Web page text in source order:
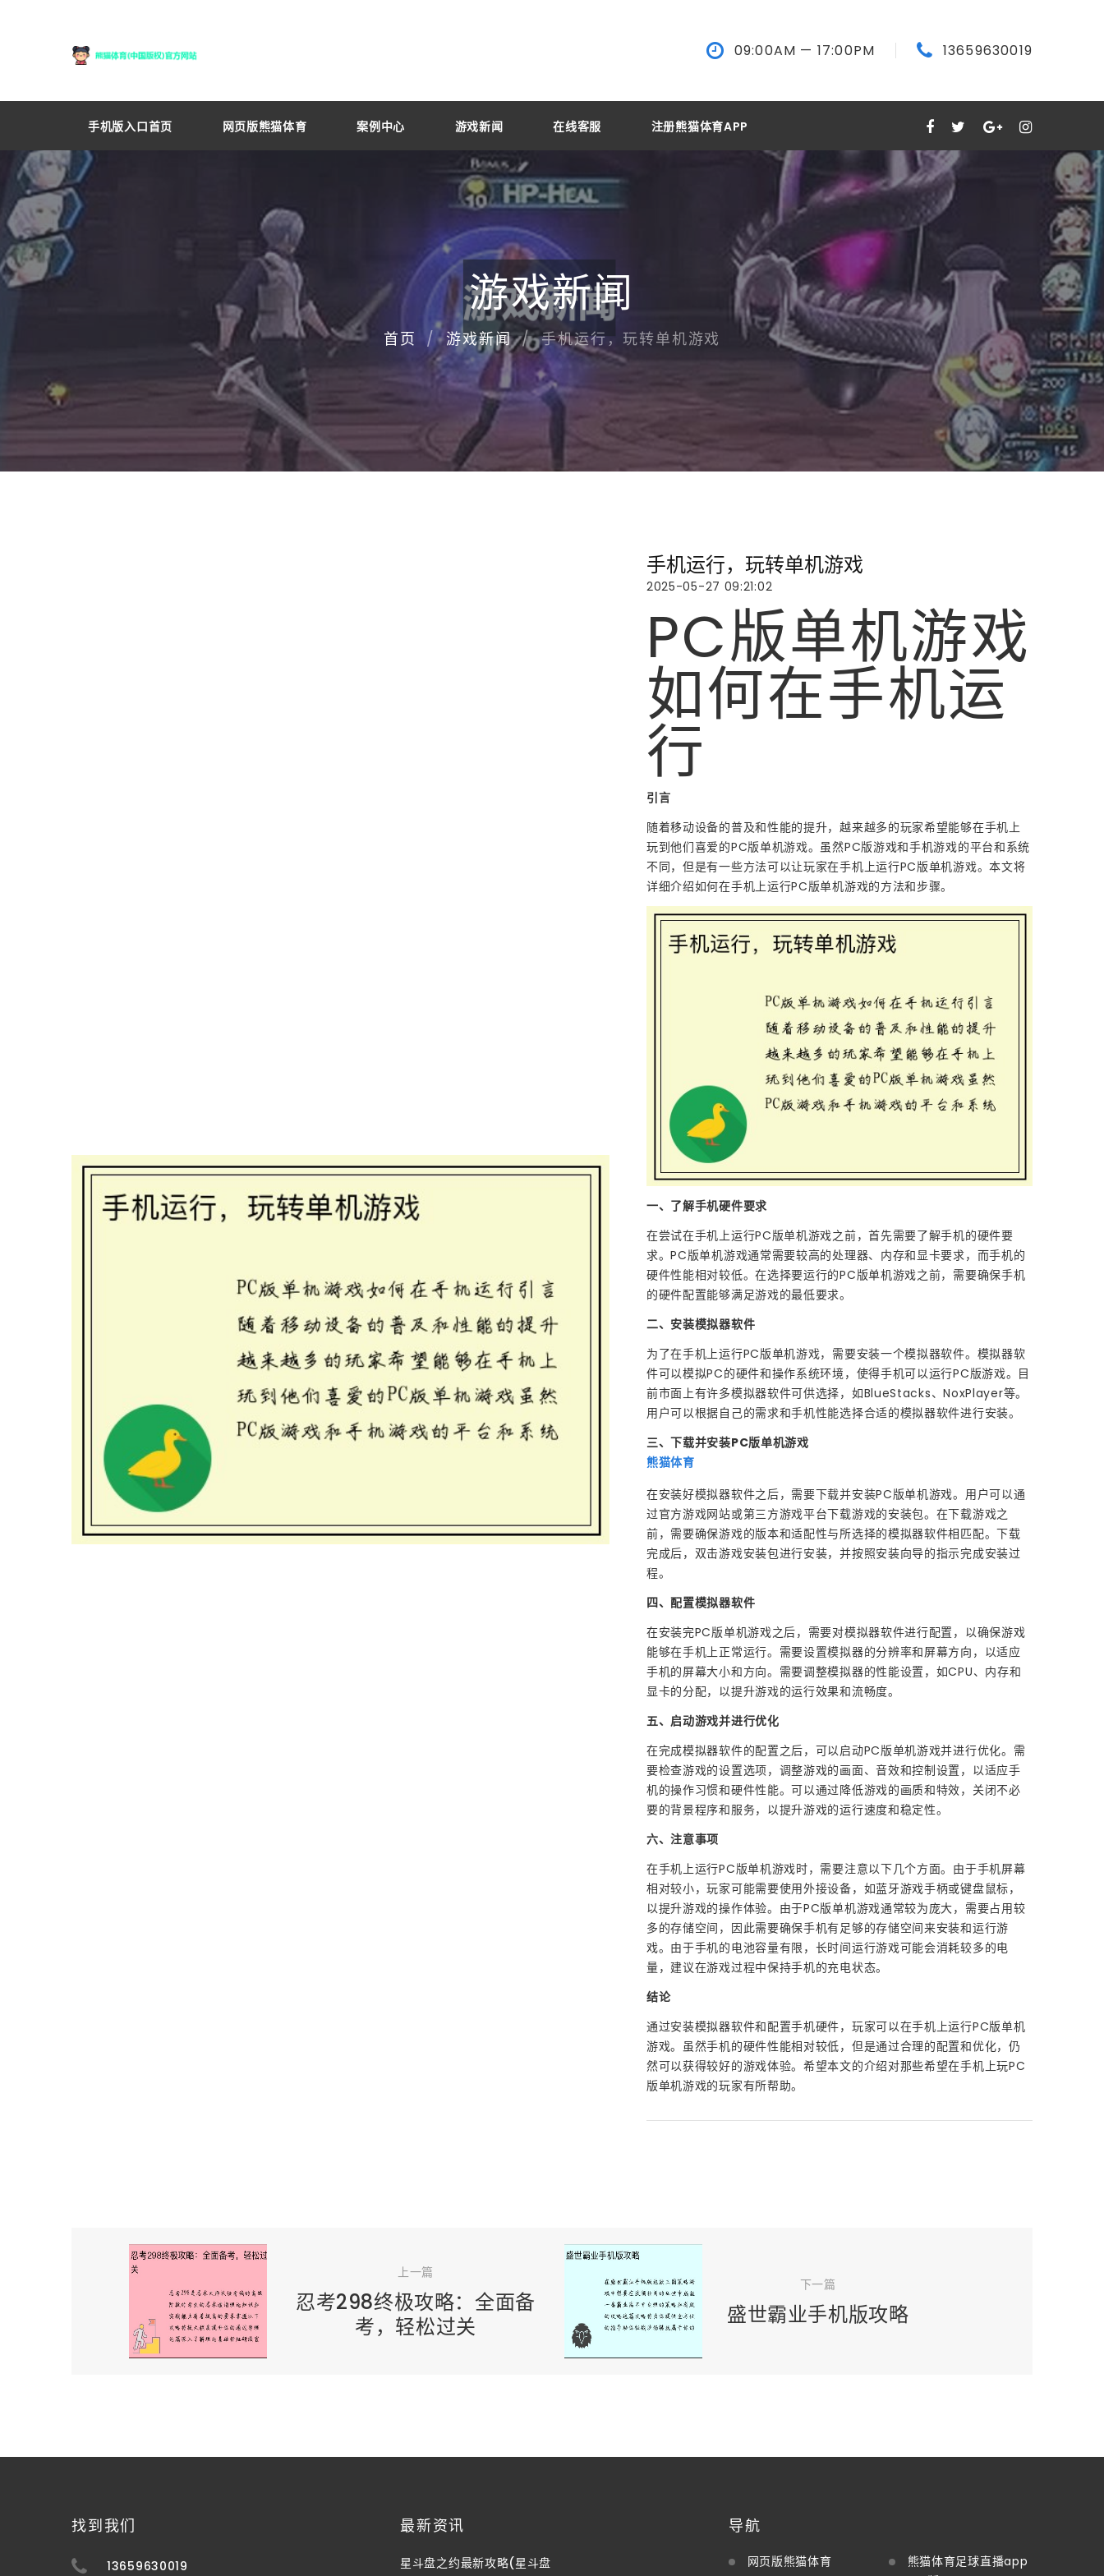
09:00AM — 17:00PM 13659630019
手机版入口首页 网页版熊猫体育 案例中心 游戏新闻 在线客服 注册熊猫体育APP
游戏新闻
首页 游戏新闻 手机运行，玩转单机游戏
手机运行，玩转单机游戏
2025-05-27 09:21:02
PC版单机游戏
如何在手机运
行
引言
随着移动设备的普及和性能的提升，越来越多的玩家希望能够在手机上
玩到他们喜爱的PC版单机游戏。虽然PC版游戏和手机游戏的平台和系统
不同，但是有一些方法可以让玩家在手机上运行PC版单机游戏。本文将
详细介绍如何在手机上运行PC版单机游戏的方法和步骤。
一、了解手机硬件要求
在尝试在手机上运行PC版单机游戏之前，首先需要了解手机的硬件要
求。PC版单机游戏通常需要较高的处理器、内存和显卡要求，而手机的
硬件性能相对较低。在选择要运行的PC版单机游戏之前，需要确保手机
的硬件配置能够满足游戏的最低要求。
二、安装模拟器软件
为了在手机上运行PC版单机游戏，需要安装一个模拟器软件。模拟器软
件可以模拟PC的硬件和操作系统环境，使得手机可以运行PC版游戏。目
前市面上有许多模拟器软件可供选择，如BlueStacks、NoxPlayer等。
用户可以根据自己的需求和手机性能选择合适的模拟器软件进行安装。
三、下载并安装PC版单机游戏
熊猫体育
在安装好模拟器软件之后，需要下载并安装PC版单机游戏。用户可以通
过官方游戏网站或第三方游戏平台下载游戏的安装包。在下载游戏之
前，需要确保游戏的版本和适配性与所选择的模拟器软件相匹配。下载
完成后，双击游戏安装包进行安装，并按照安装向导的指示完成安装过
程。
四、配置模拟器软件
在安装完PC版单机游戏之后，需要对模拟器软件进行配置，以确保游戏
能够在手机上正常运行。需要设置模拟器的分辨率和屏幕方向，以适应
手机的屏幕大小和方向。需要调整模拟器的性能设置，如CPU、内存和
显卡的分配，以提升游戏的运行效果和流畅度。
五、启动游戏并进行优化
在完成模拟器软件的配置之后，可以启动PC版单机游戏并进行优化。需
要检查游戏的设置选项，调整游戏的画面、音效和控制设置，以适应手
机的操作习惯和硬件性能。可以通过降低游戏的画质和特效，关闭不必
要的背景程序和服务，以提升游戏的运行速度和稳定性。
六、注意事项
在手机上运行PC版单机游戏时，需要注意以下几个方面。由于手机屏幕
相对较小，玩家可能需要使用外接设备，如蓝牙游戏手柄或键盘鼠标，
以提升游戏的操作体验。由于PC版单机游戏通常较为庞大，需要占用较
多的存储空间，因此需要确保手机有足够的存储空间来安装和运行游
戏。由于手机的电池容量有限，长时间运行游戏可能会消耗较多的电
量，建议在游戏过程中保持手机的充电状态。
结论
通过安装模拟器软件和配置手机硬件，玩家可以在手机上运行PC版单机
游戏。虽然手机的硬件性能相对较低，但是通过合理的配置和优化，仍
然可以获得较好的游戏体验。希望本文的介绍对那些希望在手机上玩PC
版单机游戏的玩家有所帮助。
上一篇
忍考298终极攻略：全面备
考，轻松过关
下一篇
盛世霸业手机版攻略
找到我们
13659630019
最新资讯
星斗盘之约最新攻略(星斗盘
导航
网页版熊猫体育
熊猫体育足球直播app